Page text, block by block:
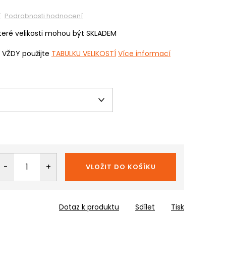
Podrobnosti hodnocení
velikosti mohou být SKLADEM
použijte TABULKU VELIKOSTÍ Více informací
VLOŽIT DO KOŠÍKU
Tisk
Dotaz k produktu Sdílet